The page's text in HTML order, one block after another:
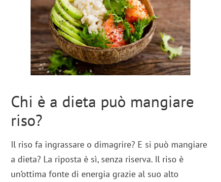
Chi è a dieta può mangiare
riso?
Il riso fa ingrassare o dimagrire? E si può mangiare
a dieta? La riposta è sì, senza riserva. Il riso è
un’ottima fonte di energia grazie al suo alto